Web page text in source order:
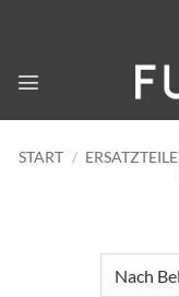
START / ERSATZTEILE